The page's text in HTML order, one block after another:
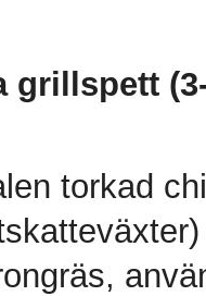
grillspett
torkad